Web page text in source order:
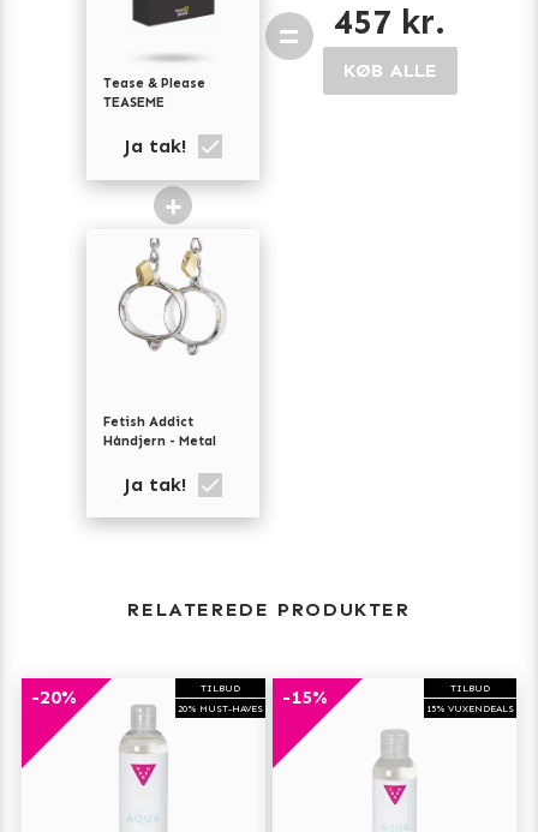
Tease & Please
TEASEME
Ja tak!
+
Fetish Addict
Håndjern - Metal
Ja tak!
= 457 kr.
KØB ALLE
RELATEREDE PRODUKTER
TILBUD
20% MUST-HAVES
-20%
TILBUD
15% VUXENDEALS
-15%